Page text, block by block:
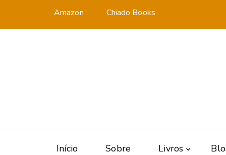
Amazon Chiado Books
Início Sobre Livros